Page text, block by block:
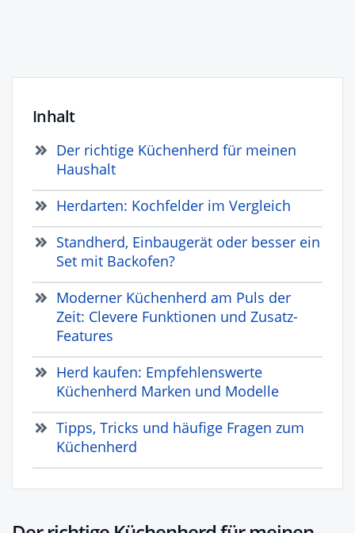
Inhalt
Der richtige Küchenherd für meinen
Haushalt
Herdarten: Kochfelder im Vergleich
Standherd, Einbaugerät oder besser ein
Set mit Backofen?
Moderner Küchenherd am Puls der
Zeit: Clevere Funktionen und Zusatz-
Features
Herd kaufen: Empfehlenswerte
Küchenherd Marken und Modelle
Tipps, Tricks und häufige Fragen zum
Küchenherd